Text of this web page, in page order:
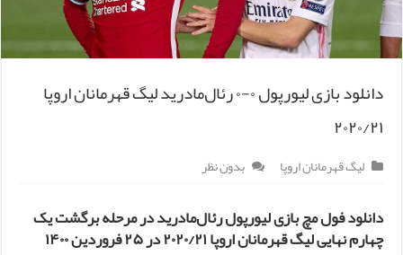
دانلود بازی لیورپول ۰-۰ رئال‌مادرید لیگ قهرمانان اروپا
۲۰۲۰/۲۱
لیگ قهرمانان اروپا بدون نظر
دانلود فول مچ بازی لیورپول رئال‌مادرید در مرحله برگشت یک
چهارم نهایی لیگ قهرمانان اروپا ۲۰۲۰/۲۱ در ۲۵ فروردین ۱۴۰۰